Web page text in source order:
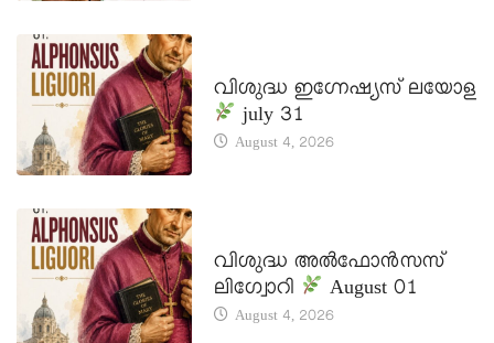
വിശുദ്ധ ഇഗ്നേഷ്യസ് ലയോള
july 31
August 4, 2026
വിശുദ്ധ അൽഫോൻസസ്
ലിഗ്വോറി
August 01
August 4, 2026